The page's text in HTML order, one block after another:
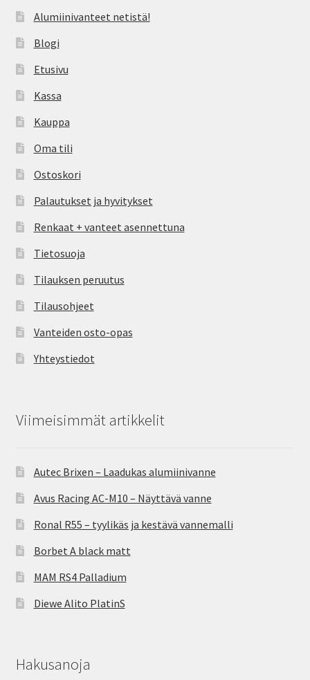
Alumiinivanteet netistä!
Blogi
Etusivu
Kassa
Kauppa
Oma tili
Ostoskori
Palautukset ja hyvitykset
Renkaat + vanteet asennettuna
Tietosuoja
Tilauksen peruutus
Tilausohjeet
Vanteiden osto-opas
Yhteystiedot
Viimeisimmät artikkelit
Autec Brixen – Laadukas alumiinivanne
Avus Racing AC-M10 – Näyttävä vanne
Ronal R55 – tyylikäs ja kestävä vannemalli
Borbet A black matt
MAM RS4 Palladium
Diewe Alito PlatinS
Hakusanoja